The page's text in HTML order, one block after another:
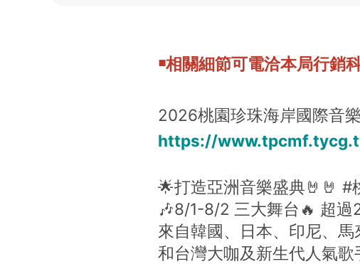
￭相關細節可電洽本局行
2026桃園珍珠海岸國際音
https://
🌟打造亞洲音樂盛典🤘🤘 #
🎶8/1-8/2 三大舞台🔥 超
來自韓國、日本、印尼、
和台灣大咖及新生代人氣歌